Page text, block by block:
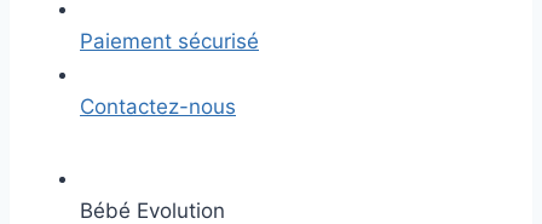
Paiement sécurisé
Contactez-nous
Bébé Evolution